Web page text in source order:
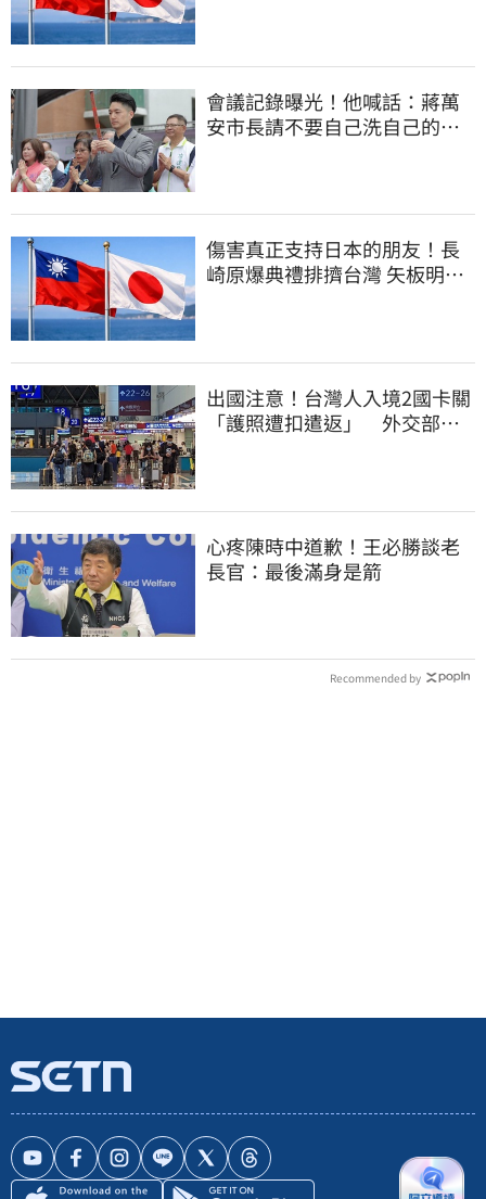
會議記錄曝光！他喊話：蔣萬
安市長請不要自己洗自己的記
傷害真正支持日本的朋友！長
崎原爆典禮排擠台灣 矢板明夫
出國注意！台灣人入境2國卡關
「護照遭扣遣返」 外交部證
心疼陳時中道歉！王必勝談老
長官：最後滿身是箭
Recommended by